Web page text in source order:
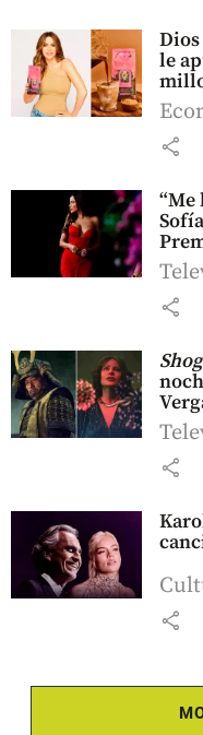
Dios
le
share
“Me
share
share
share